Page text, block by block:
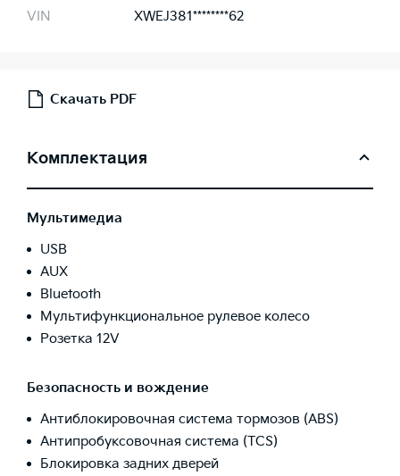
VIN
XWEJ381********62
Скачать PDF
Комплектация
Мультимедиа
USB
AUX
Bluetooth
Мультифункциональное рулевое колесо
Розетка 12V
Безопасность и вождение
Антиблокировочная система тормозов (ABS)
Антипробуксовочная система (TCS)
Блокировка задних дверей